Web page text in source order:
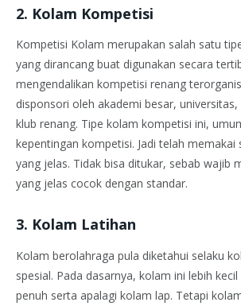
2. Kolam Kompetisi
Kompetisi Kolam merupakan salah satu
yang dirancang buat digunakan secara
mengendalikan kompetisi renang
disponsori oleh akademi besar,
klub renang. Tipe kolam kompetisi ini,
kepentingan kompetisi. Jadi telah memakai
yang jelas. Tidak bisa ditukar, sebab wajib
yang jelas cocok dengan standar.
3. Kolam Latihan
Kolam berolahraga pula diketahui selaku
spesial. Pada dasarnya, kolam ini lebih
penuh serta apalagi kolam lap. Tetapi